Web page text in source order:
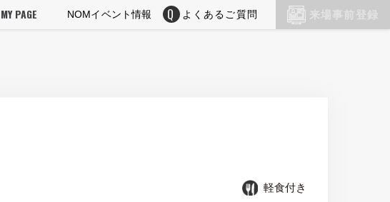
MY PAGE NOMイベント情報 よくあるご質問
軽食付き